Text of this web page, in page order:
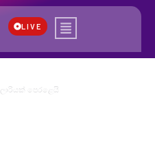
LIVE
පෙරළෙයි